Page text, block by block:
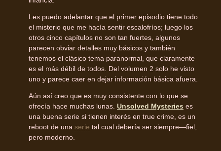
Les puedo adelantar que el primer episodio tiene todo
el misterio que me hacía sentir escalofríos; luego los
otros cinco capítulos no son tan fuertes, algunos
parecen obviar detalles muy básicos y también
tenemos el clásico tema paranormal, que claramente
es el más débil de todos. Del volumen 2 solo he visto
uno y parece caer en dejar información básica afuera.
Aún así creo que es muy consistente con lo que se
ofrecía hace muchas lunas. Unsolved Mysteries es
una buena serie si tienen interés en true crime, es un
reboot de una serie tal cual debería ser siempre—fiel,
pero moderno.